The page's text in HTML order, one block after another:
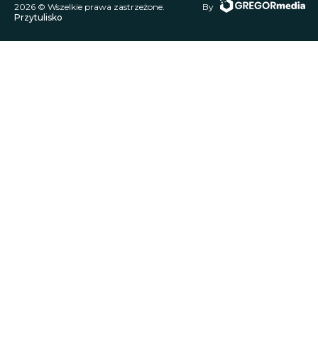
2026 © Wszelkie prawa zastrzeżone.
Przytulisko
By